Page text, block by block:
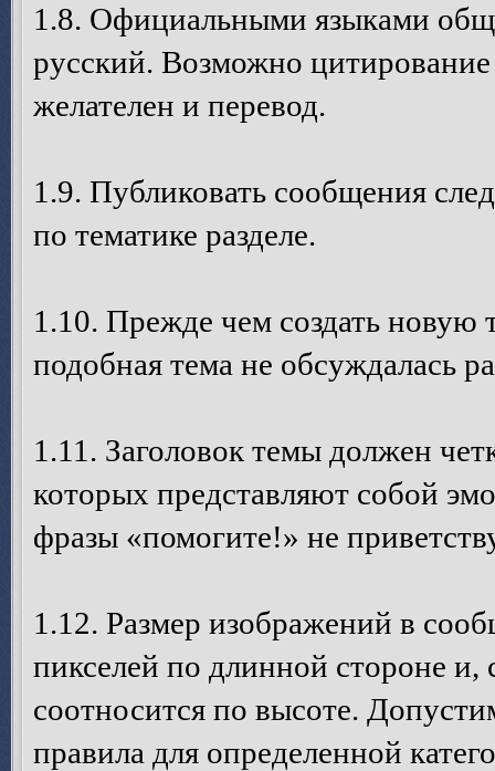
1.8. Официальными языками
русский. Возможно цитирование
желателен и перевод.
1.9. Публиковать сообщения
по тематике разделе.
1.10. Прежде чем создать новую
подобная тема не обсуждалась
1.11. Заголовок темы должен
которых представляют собой
фразы «помогите!» не
1.12. Размер изображений в
пикселей по длинной стороне и,
соотносится по высоте.
правила для определенной